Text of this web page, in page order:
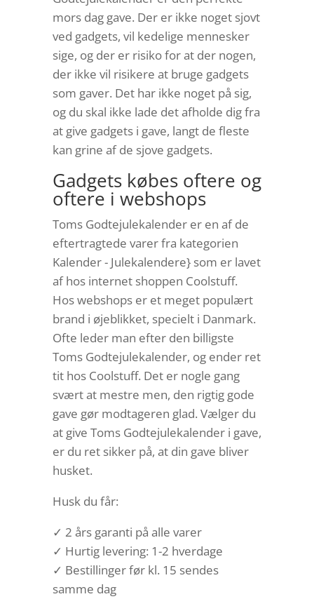
mors dag gave. Der er ikke noget sjovt
ved gadgets, vil kedelige mennesker
sige, og der er risiko for at der nogen,
der ikke vil risikere at bruge gadgets
som gaver. Det har ikke noget på sig,
og du skal ikke lade det afholde dig fra
at give gadgets i gave, langt de fleste
kan grine af de sjove gadgets.
Gadgets købes oftere og
oftere i webshops
Toms Godtejulekalender er en af de
eftertragtede varer fra kategorien
Kalender - Julekalendere} som er lavet
af hos internet shoppen Coolstuff.
Hos webshops er et meget populært
brand i øjeblikket, specielt i Danmark.
Ofte leder man efter den billigste
Toms Godtejulekalender, og ender ret
tit hos Coolstuff. Det er nogle gang
svært at mestre men, den rigtig gode
gave gør modtageren glad. Vælger du
at give Toms Godtejulekalender i gave,
er du ret sikker på, at din gave bliver
husket.
Husk du får:
✓ 2 års garanti på alle varer
✓ Hurtig levering: 1-2 hverdage
✓ Bestillinger før kl. 15 sendes
samme dag